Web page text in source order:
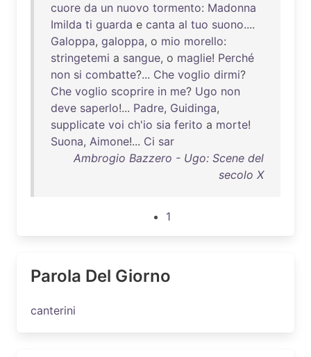
cuore da un nuovo tormento: Madonna
Imilda ti guarda e canta al tuo suono....
Galoppa, galoppa, o mio morello:
stringetemi a sangue, o maglie! Perché
non si combatte?... Che voglio dirmi?
Che voglio scoprire in me? Ugo non
deve saperlo!... Padre, Guidinga,
supplicate voi ch'io sia ferito a morte!
Suona, Aimone!... Ci sar
Ambrogio Bazzero - Ugo: Scene del
secolo X
1
Parola Del Giorno
canterini